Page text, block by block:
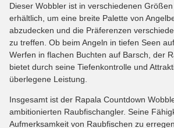
Dieser Wobbler ist in verschiedenen
erhältlich, um eine breite Palette von
abzudecken und die Präferenzen
zu treffen. Ob beim Angeln in tiefen Seen
Werfen in flachen Buchten auf Barsch, der
bietet durch seine Tiefenkontrolle und
überlegene Leistung.
Insgesamt ist der Rapala Countdown
ambitionierten Raubfischangler. Seine
Aufmerksamkeit von Raubfischen zu